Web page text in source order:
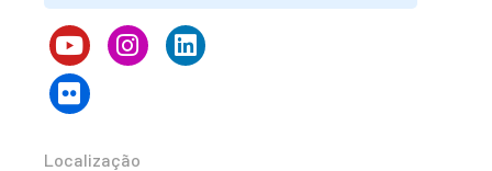
Localização